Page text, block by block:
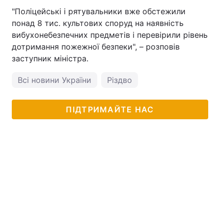
"Поліцейські і рятувальники вже обстежили
понад 8 тис. культових споруд на наявність
вибухонебезпечних предметів і перевірили рівень
дотримання пожежної безпеки", – розповів
заступник міністра.
Всі новини України Різдво
ПІДТРИМАЙТЕ НАС